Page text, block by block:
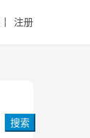
注册
搜索